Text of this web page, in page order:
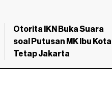
Otorita IKN Buka Suara
soal Putusan MK Ibu Kota
Tetap Jakarta